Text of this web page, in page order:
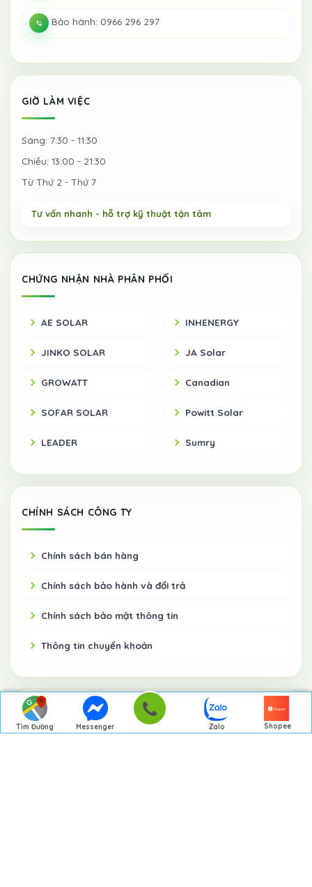
Tìm Đường
Messenger
Zalo Shopee
Bảo hành: 0966 296 297
GIỜ LÀM VIỆC
Sáng: 7:30 - 11:30
Chiều: 13:00 - 21:30
Từ Thứ 2 - Thứ 7
CHỨNG NHẬN NHÀ PHÂN PHỐI
AE SOLAR
JINKO SOLAR
GROWATT
SOFAR SOLAR
LEADER
INHENERGY
JA Solar
Canadian
Powitt Solar
Sumry
CHÍNH SÁCH CÔNG TY
Chính sách bán hàng
Chính sách bảo hành và đổi trả
Chính sách bảo mật thông tin
Thông tin chuyển khoản
VỀ CHÚNG TÔI